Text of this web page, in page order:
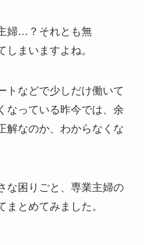
婦…？それとも無
まいますよね。
トなどで少しだけ働いて
なっている昨今では、余
解なのか、わからなくな
な困りごと、専業主婦の
とめてみました。